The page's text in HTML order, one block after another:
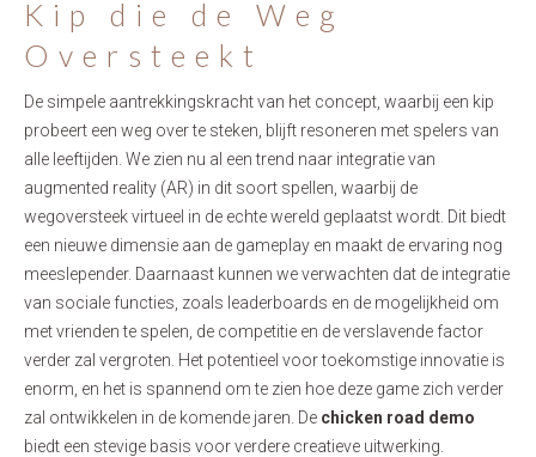
Kip die de Weg
Oversteekt
De simpele aantrekkingskracht van het concept, waarbij een kip
probeert een weg over te steken, blijft resoneren met spelers van
alle leeftijden. We zien nu al een trend naar integratie van
augmented reality (AR) in dit soort spellen, waarbij de
wegoversteek virtueel in de echte wereld geplaatst wordt. Dit biedt
een nieuwe dimensie aan de gameplay en maakt de ervaring nog
meeslepender. Daarnaast kunnen we verwachten dat de integratie
van sociale functies, zoals leaderboards en de mogelijkheid om
met vrienden te spelen, de competitie en de verslavende factor
verder zal vergroten. Het potentieel voor toekomstige innovatie is
enorm, en het is spannend om te zien hoe deze game zich verder
zal ontwikkelen in de komende jaren. De chicken road demo
biedt een stevige basis voor verdere creatieve uitwerking.